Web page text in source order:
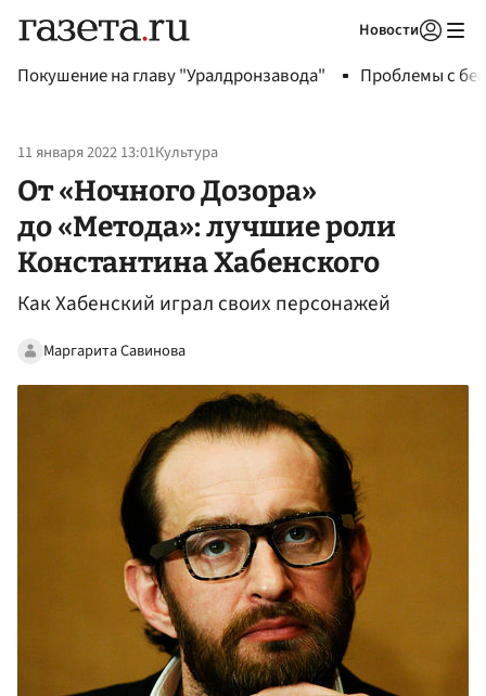
Новости
Покушение на главу "Уралдронзавода" Проблемы с
11 января 2022 13:01Культура
От «Ночного Дозора»
до «Метода»: лучшие роли
Константина Хабенского
Как Хабенский играл своих персонажей
Маргарита Савинова